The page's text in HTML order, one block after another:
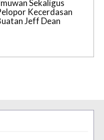
Ilmuwan Sekaligus
Kecerdasan
Jeff Dean